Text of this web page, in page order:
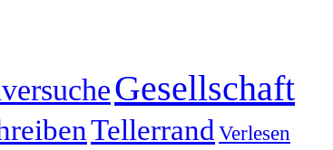
Gesellschaft
Tellerrand Verlesen